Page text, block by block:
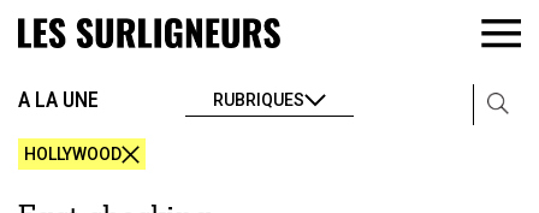
A LA UNE RUBRIQUES
HOLLYWOOD